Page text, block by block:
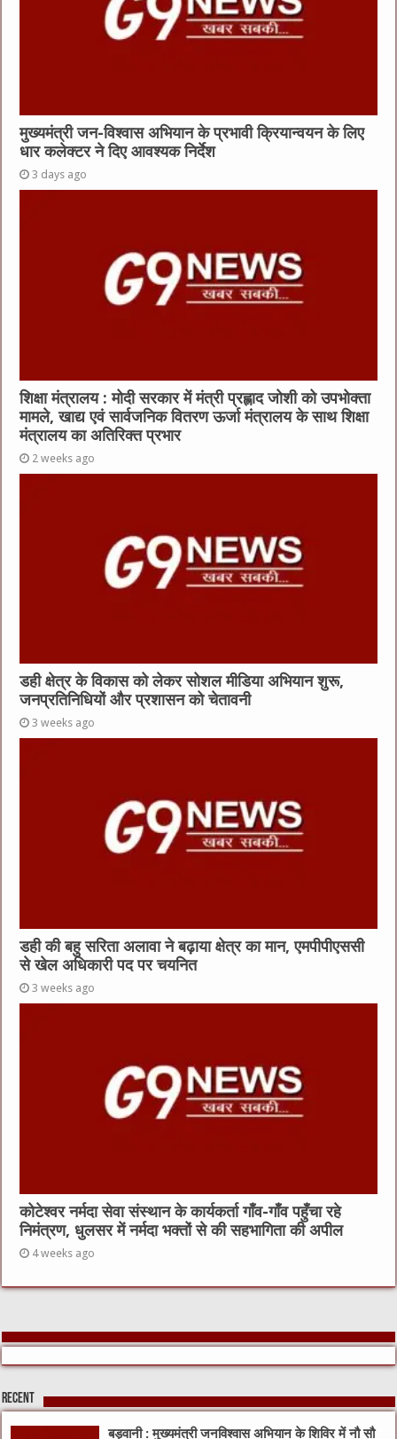
मुख्यमंत्री जन-विश्वास अभियान के प्रभावी क्रियान्वयन के लिए
धार कलेक्टर ने दिए आवश्यक निर्देश
3 days ago
शिक्षा मंत्रालय : मोदी सरकार में मंत्री प्रह्लाद जोशी को उपभोक्ता
मामले, खाद्य एवं सार्वजनिक वितरण ऊर्जा मंत्रालय के साथ शिक्षा
मंत्रालय का अतिरिक्त प्रभार
2 weeks ago
डही क्षेत्र के विकास को लेकर सोशल मीडिया अभियान शुरू,
जनप्रतिनिधियों और प्रशासन को चेतावनी
3 weeks ago
डही की बहु सरिता अलावा ने बढ़ाया क्षेत्र का मान, एमपीपीएससी
से खेल अधिकारी पद पर चयनित
3 weeks ago
कोटेश्वर नर्मदा सेवा संस्थान के कार्यकर्ता गाँव-गाँव पहुँचा रहे
निमंत्रण, धुलसर में नर्मदा भक्तों से की सहभागिता की अपील
4 weeks ago
Recent
बड़वानी : मुख्यमंत्री जनविश्वास अभियान के शिविर में नौ सौ